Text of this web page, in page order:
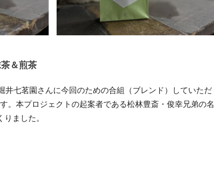
＆煎茶
七茗園さんに今回のための合組（ブレンド）していただ
。本プロジェクトの起案者である松林豊斎・俊幸兄弟の名
ました。